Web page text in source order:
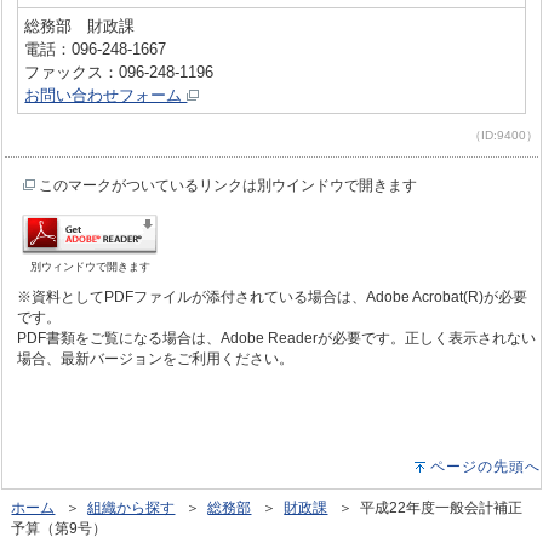
総務部 財政課
電話：096-248-1667
ファックス：096-248-1196
お問い合わせフォーム
（ID:9400）
このマークがついているリンクは別ウインドウで開きます
別ウィンドウで開きます
※資料としてPDFファイルが添付されている場合は、Adobe Acrobat(R)が必要
です。
PDF書類をご覧になる場合は、Adobe Readerが必要です。正しく表示されない
場合、最新バージョンをご利用ください。
ページの先頭へ
ホーム ＞組織から探す ＞総務部 ＞財政課 ＞ 平成22年度一般会計補正
予算（第9号）